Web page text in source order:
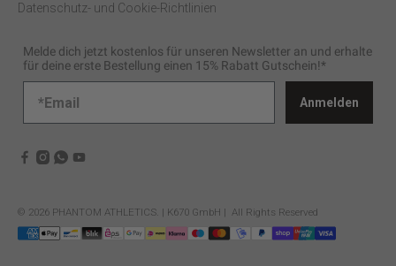
Datenschutz- und Cookie-Richtlinien
Melde dich jetzt kostenlos für unseren Newsletter an und erhalte
für deine erste Bestellung einen 15% Rabatt Gutschein!*
Anmelden
© 2026 PHANTOM ATHLETICS. | K670 GmbH | All Rights Reserved